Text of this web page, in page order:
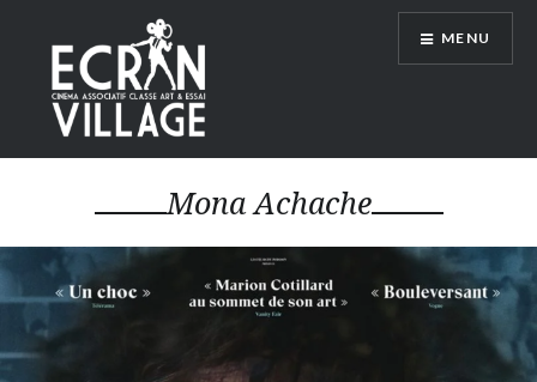
contenu
principal
ÉCRAN VILLAGE
MENU
Mona Achache